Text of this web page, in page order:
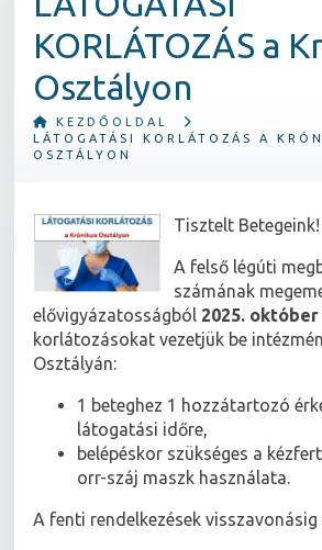
KORLÁTOZÁS a
Osztályon
KEZDŐOLDAL
LÁTOGATÁSI KORLÁTOZÁS A
OSZTÁLYON
Tisztelt Betegeink!
A felső légúti
számának
elővigyázatosságból 2025.
korlátozásokat vezetjük be
Osztályán:
1 beteghez 1 hozzátartozó
látogatási időre,
belépéskor szükséges a
orr-száj maszk használata.
A fenti rendelkezések visszavonásig